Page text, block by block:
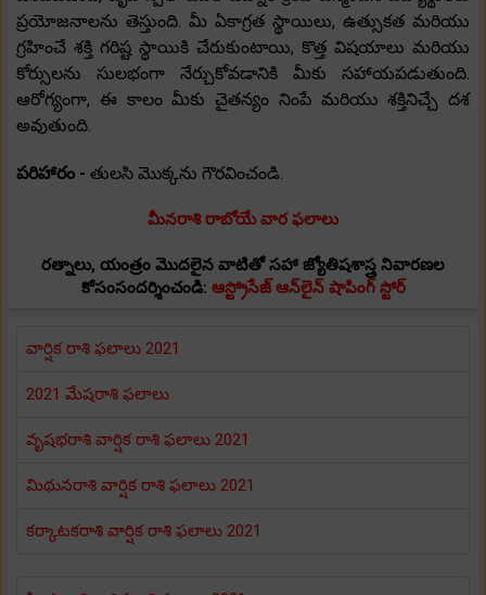
ప్రయోజనాలను తెస్తుంది. మీ ఏకాగ్రత స్థాయిలు, ఉత్సుకత మరియు
గ్రహించే శక్తి గరిష్ట స్థాయికి చేరుకుంటాయి, కొత్త విషయాలు మరియు
కోర్సులను సులభంగా నేర్చుకోవడానికి మీకు సహాయపడుతుంది.
ఆరోగ్యంగా, ఈ కాలం మీకు చైతన్యం నింపే మరియు శక్తినిచ్చే దశ
అవుతుంది.
పరిహారం - తులసి మొక్కను గౌరవించండి.
మీనరాశి రాబోయే వార ఫలాలు
రత్నాలు, యంత్రం మొదలైన వాటితో సహా జ్యోతిషశాస్త్ర నివారణల
కోసంసందర్శించండి: ఆస్ట్రోసేజ్ ఆన్‌లైన్ షాపింగ్ స్టోర్
వార్షిక రాశి ఫలాలు 2021
2021 మేషరాశి ఫలాలు
వృషభరాశి వార్షిక రాశి ఫలాలు 2021
మిథునరాశి వార్షిక రాశి ఫలాలు 2021
కర్కాటకరాశి వార్షిక రాశి ఫలాలు 2021